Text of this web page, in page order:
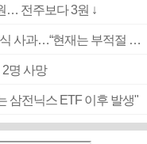
… 전주보다 3원 ↓
[속보] ‘심판 성접대’ 논란 축구협회 공식 사과…“현재는 부적절 행위 없어”
명 사망
삼전닉스 ETF 이후 발생"